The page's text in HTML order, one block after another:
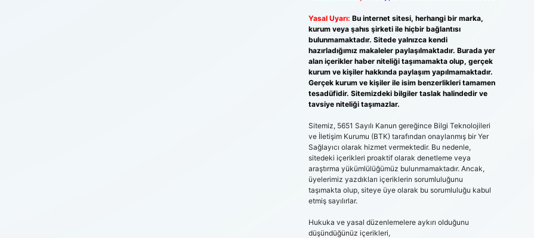
Yasal Uyarı: Bu internet sitesi, herhangi bir marka,
kurum veya şahıs şirketi ile hiçbir bağlantısı
bulunmamaktadır. Sitede yalnızca kendi
hazırladığımız makaleler paylaşılmaktadır. Burada yer
alan içerikler haber niteliği taşımamakta olup, gerçek
kurum ve kişiler hakkında paylaşım yapılmamaktadır.
Gerçek kurum ve kişiler ile isim benzerlikleri tamamen
tesadüfidir. Sitemizdeki bilgiler taslak halindedir ve
tavsiye niteliği taşımazlar.
Sitemiz, 5651 Sayılı Kanun gereğince Bilgi Teknolojileri
ve İletişim Kurumu (BTK) tarafından onaylanmış bir Yer
Sağlayıcı olarak hizmet vermektedir. Bu nedenle,
sitedeki içerikleri proaktif olarak denetleme veya
araştırma yükümlülüğümüz bulunmamaktadır. Ancak,
üyelerimiz yazdıkları içeriklerin sorumluluğunu
taşımakta olup, siteye üye olarak bu sorumluluğu kabul
etmiş sayılırlar.
Hukuka ve yasal düzenlemelere aykırı olduğunu
düşündüğünüz içerikleri,